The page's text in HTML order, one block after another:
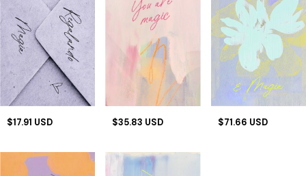
$17.91 USD $35.83 USD $71.66 USD